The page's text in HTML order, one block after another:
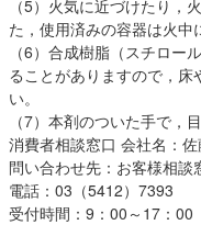
（5）火気に近づけたり，
た，使用済みの容器は火中
（6）合成樹脂（スチロー
ることがありますので，床
い。
（7）本剤のついた手で，
消費者相談窓口 会社名：
問い合わせ先：お客様相談
電話：03（5412）7393
受付時間：9：00～17：00